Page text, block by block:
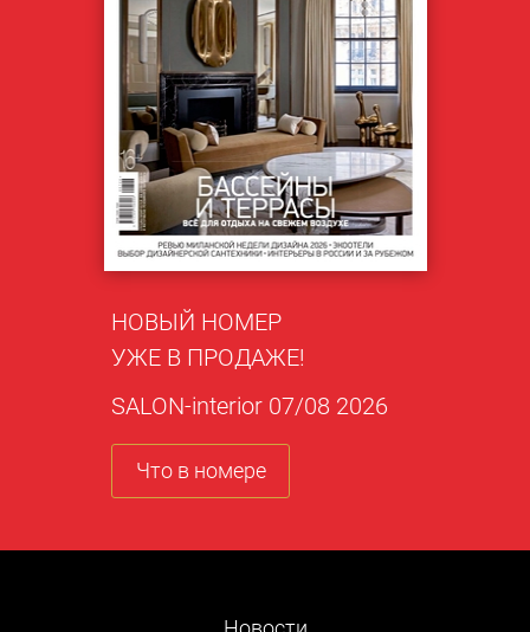
НОВЫЙ НОМЕР
УЖЕ В ПРОДАЖЕ!
SALON-interior 07/08 2026
Что в номере